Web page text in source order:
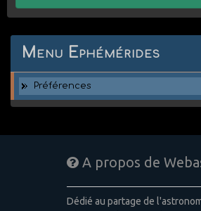
Menu Ephémérides
Préférences
A propos de
Dédié au partage de